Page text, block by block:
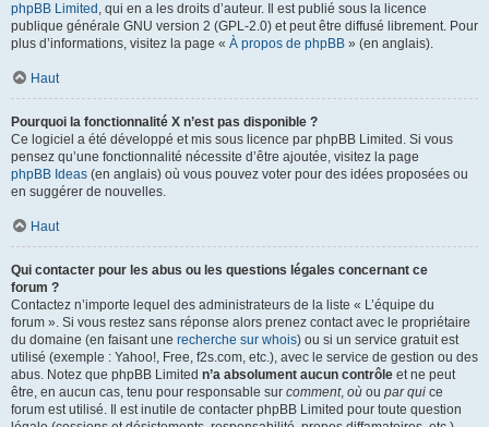
phpBB Limited , qui en a les droits d’auteur. Il est publié sous la licence
publique générale GNU version 2 (GPL-2.0) et peut être diffusé librement. Pour
plus d’informations, visitez la page « À propos de phpBB » (en anglais).
Haut
Pourquoi la fonctionnalité X n’est pas disponible ?
Ce logiciel a été développé et mis sous licence par phpBB Limited. Si vous
pensez qu’une fonctionnalité nécessite d’être ajoutée, visitez la page
phpBB Ideas (en anglais) où vous pouvez voter pour des idées proposées ou
en suggérer de nouvelles.
Haut
Qui contacter pour les abus ou les questions légales concernant ce
forum ?
Contactez n’importe lequel des administrateurs de la liste « L’équipe du
forum ». Si vous restez sans réponse alors prenez contact avec le propriétaire
du domaine (en faisant une recherche sur whois) ou si un service gratuit est
utilisé (exemple : Yahoo!, Free, f2s.com, etc.), avec le service de gestion ou des
abus. Notez que phpBB Limited n’a absolument aucun contrôle et ne peut
être, en aucun cas, tenu pour responsable sur comment, où ou par qui ce
forum est utilisé. Il est inutile de contacter phpBB Limited pour toute question